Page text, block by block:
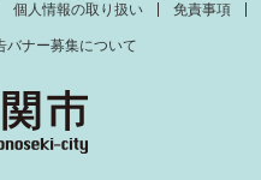
個人情報の取り扱い 免責事項
バナー募集について